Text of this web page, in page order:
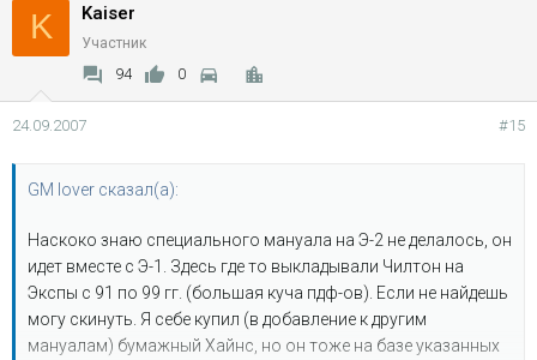
K Kaiser
Участник
94 0
24.09.2007 #15
GM lover сказал(а):
Наскоко знаю специального мануала на Э-2 не делалось, он
идет вместе с Э-1. Здесь где то выкладывали Чилтон на
Экспы с 91 по 99 гг. (большая куча пдф-ов). Если не найдешь
могу скинуть. Я себе купил (в добавление к другим
мануалам) бумажный Хайнс, но он тоже на базе указанных